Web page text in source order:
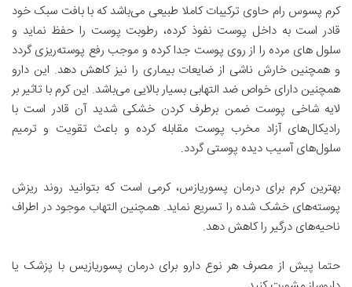
کرم پسوس رام حاوی ترکیبات کاملا طبیعی می‌باشد که با بافت سبک خود
قادر است به داخل پوست نفوذ کرده، رطوبت پوست را حفظ نماید و
سلول های مرده را از روی پوست جدا کرده و موجب رفع پوسته‌ریزی گردد
و همچنین خارش ناشی از ضایعات بیماری را نیز کاهش دهد. این دارو
همچنین دارای خواص ضد التهابی بسیار بالایی می‌باشد. این کرم با تاثیر بر
لایه شاخی پوست ضمن برطرف کردن خشکی شدید آن قادر است با
رادیکال‌های آزاد مخرب پوست مقابله کرده و باعث تقویت و ترمیم
سلول‌های آسیب دیده پوستی گردد.
بهترین کرم برای درمان پسوریازس، کرمی است که بتوانید روند ریزش
پوسته‌های خشک شده را تسریع نماید. همچنین التهاب موجود در اطراف
ناحیه‌های درگیر را کاهش دهد.
حتما پیش از مصرف هر نوع دارو برای درمان پسوریازیس با پزشک یا